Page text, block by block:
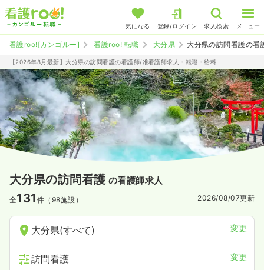
気になる 登録/ログイン 求人検索 メニュー
看護roo![カンゴルー] 看護roo! 転職 大分県 大分県の訪問看護の看
【2026年8月最新】大分県の訪問看護の看護師/准看護師求人・転職・給料
大分県の訪問看護 の看護師求人
全131 件（98施設） 2026/08/07更新
大分県(すべて) 変更
訪問看護 変更